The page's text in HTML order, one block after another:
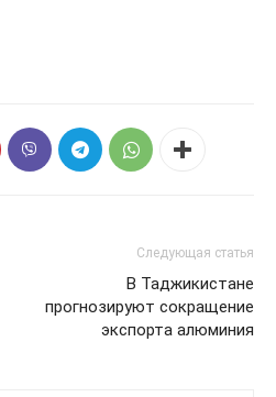
Следующая статья
В Таджикистане
прогнозируют сокращение
экспорта алюминия